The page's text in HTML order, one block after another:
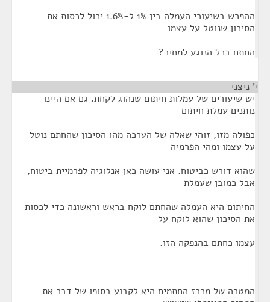
ההפרש בשיעורי העמלה בין 1% ל-1.6% יכול לכסות את
הסיכון שנוטל על עצמו
החתם בכל הנוגע למחיר?
י' ניצני
יש שיעורים של עמלות חיתום שנהוג לקחת. גם אם היינו
נותנים עמלת חיתום
כפולה מזו, זוהי שאלה של הערכה מהו הסיכון שהחתם נוטל
על עצמו ומהי הפרמיה
שהוא דורש כביטוח. אני עושה כאן אנלוגיה לפרמיית ביטוח,
אבל כמובן שעמלת
החיתום היא העמלה שהחתם לוקח בראש וראשונה כדי לכסות
את הסיכון שהוא לוקח על
עצמו כחתם בהנפקה הזו.
המטרה של מכרז החתמים היא לקבוע בסופו של דבר את